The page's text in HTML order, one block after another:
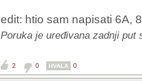
edit: htio sam napisati 6A,
Poruka je uređivana zadnji put
2 0 HVALA 0